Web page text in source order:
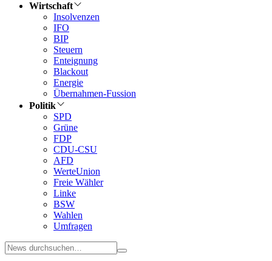
Wirtschaft
Insolvenzen
IFO
BIP
Steuern
Enteignung
Blackout
Energie
Übernahmen-Fussion
Politik
SPD
Grüne
FDP
CDU-CSU
AFD
WerteUnion
Freie Wähler
Linke
BSW
Wahlen
Umfragen